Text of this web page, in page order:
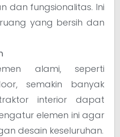
dan fungsionalitas. Ini
yang bersih dan
alami, seperti
semakin banyak
interior dapat
elemen ini agar
desain keseluruhan.